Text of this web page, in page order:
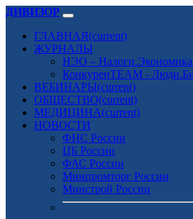
ДИВИЗОР
ГЛАВНАЯ(current)
ЖУРНАЛЫ
НЭО –
КонкуренTEAM -
ВЕБИНАРЫ(current)
ОБЩЕСТВО(current)
МЕДИЦИНА(current)
НОВОСТИ
ФНС России
ЦБ России
ФАС России
Минпромторг России
Минстрой России